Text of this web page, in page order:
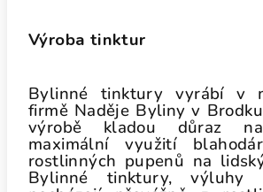
Výroba tinktur
Bylinné tinktury vyrábí v
firmě Naděje Byliny v
výrobě kladou důraz
maximální využití
rostlinných pupenů na
Bylinné tinktury, výluhy